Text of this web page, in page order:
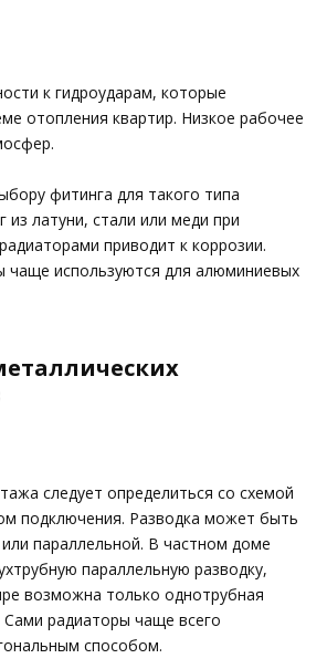
к гидроударам, которые
отопления квартир. Низкое рабочее
фитинга для такого типа
из латуни, стали или меди при
приводит к коррозии.
чаще используются для алюминиевых
следует определиться со схемой
подключения. Разводка может быть
параллельной. В частном доме
параллельную разводку,
возможна только однотрубная
Сами радиаторы чаще всего
способом.